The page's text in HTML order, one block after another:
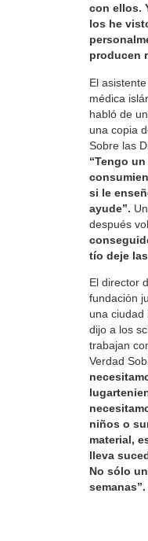
con ellos.
los he
producen
El
médica
habló de
una copia
Sobre las
“Tengo
si le
ayude”.
después
tío deje
El director
fundación
una ciudad
dijo a los
trabajan
Verdad
niños o
material,
lleva
No sólo
semanas”.